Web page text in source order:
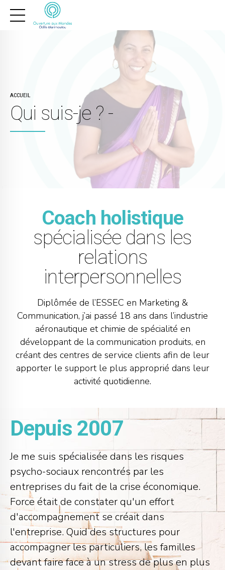
ACCUEIL
Qui suis-je ? -
Coach holistique
spécialisée dans les
relations
interpersonnelles
Diplômée de l’ESSEC en Marketing &
Communication, j’ai passé 18 ans dans l’industrie
aéronautique et chimie de spécialité en
développant de la communication produits, en
créant des centres de service clients afin de leur
apporter le support le plus approprié dans leur
activité quotidienne.
Depuis 2007
Je me suis spécialisée dans les risques
psycho-sociaux rencontrés par les
entreprises du fait de la crise économique.
Force était de constater qu'un effort
d'accompagnement se créait dans
l'entreprise. Quid des structures pour
accompagner les particuliers, les familles
devant faire face à un stress de plus en plus